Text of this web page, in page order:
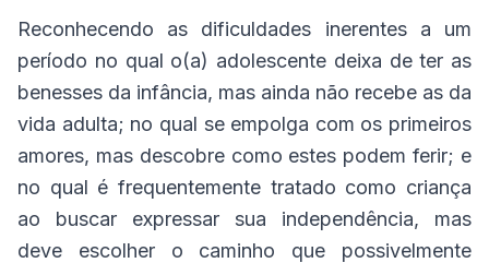
Reconhecendo as dificuldades inerentes a um
período no qual o(a) adolescente deixa de ter as
benesses da infância, mas ainda não recebe as da
vida adulta; no qual se empolga com os primeiros
amores, mas descobre como estes podem ferir; e
no qual é frequentemente tratado como criança
ao buscar expressar sua independência, mas
deve escolher o caminho que possivelmente